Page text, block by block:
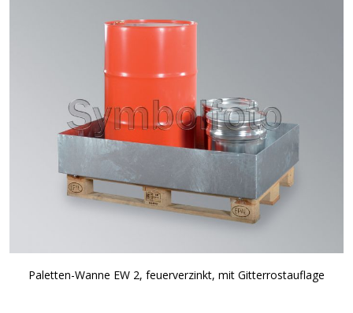
Paletten-Wanne EW 2, feuerverzinkt, mit Gitterrostauflage